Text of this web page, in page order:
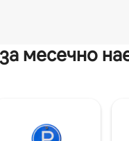
месечно